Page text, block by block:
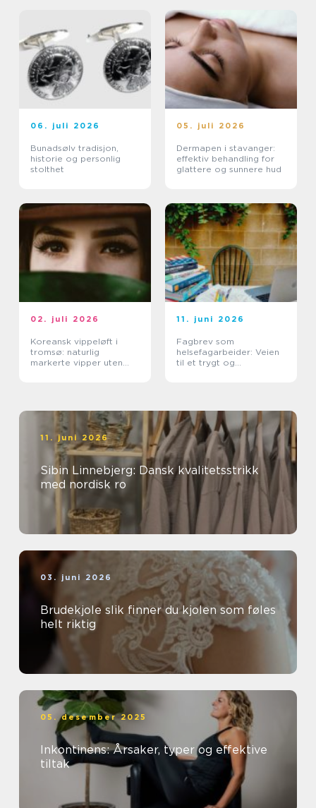
06. juli 2026
Bunadsølv tradisjon,
historie og personlig
stolthet
05. juli 2026
Dermapen i stavanger:
effektiv behandling for
glattere og sunnere hud
02. juli 2026
Koreansk vippeløft i
tromsø: naturlig
markerte vipper uten
11. juni 2026
Fagbrev som
helsefagarbeider: Veien
til et trygt og
11. juni 2026
Sibin Linnebjerg: Dansk kvalitetsstrikk
med nordisk ro
03. juni 2026
Brudekjole slik finner du kjolen som føles
helt riktig
05. desember 2025
Inkontinens: Årsaker, typer og effektive
tiltak